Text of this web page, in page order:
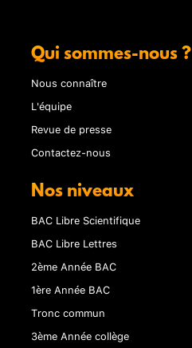
Qui sommes-nous ?
Nous connaître
L'équipe
Revue de presse
Contactez-nous
Nos niveaux
BAC Libre Scientifique
BAC Libre Lettres
2ème Année BAC
1ère Année BAC
Tronc commun
3ème Année collège